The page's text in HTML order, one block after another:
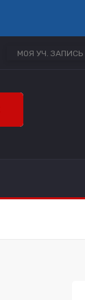
МОЯ УЧ. ЗАПИСЬ